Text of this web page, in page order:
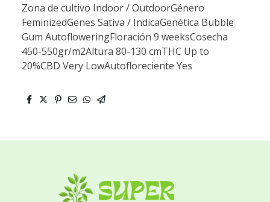
Zona de cultivo Indoor / OutdoorGénero
FeminizedGenes Sativa / IndicaGenética Bubble
Gum AutofloweringFloración 9 weeksCosecha
450-550gr/m2Altura 80-130 cmTHC Up to
20%CBD Very LowAutofloreciente Yes